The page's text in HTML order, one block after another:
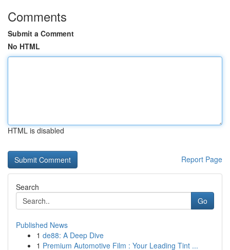
Comments
Submit a Comment
No HTML
HTML is disabled
Report Page
Search
Go
Published News
1 de88: A Deep Dive
1 Premium Automotive Film : Your Leading Tint ...